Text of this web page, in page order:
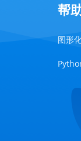
帮
图形